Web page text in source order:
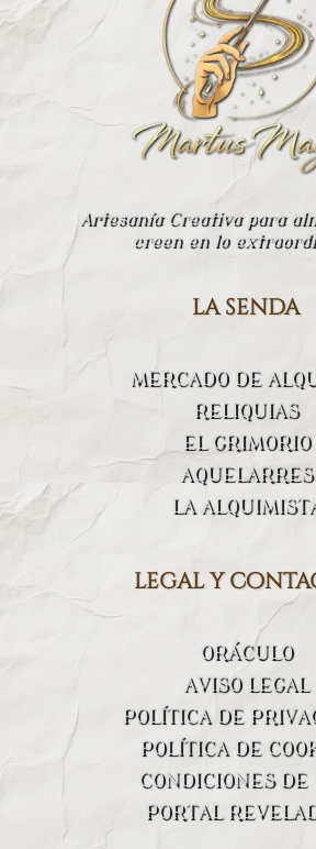
Artesanía Creativa para
creen en lo
la senda
MERCADO DE
RELIQUIAS
EL GRIMORIO
AQUELARRES
LA
legal y
ORÁCULO
AVISO LEGAL
POLÍTICA DE
POLÍTICA DE
CONDICIONES DE
PORTAL